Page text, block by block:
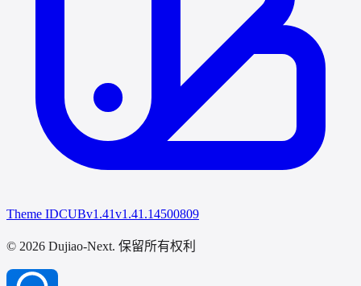
Theme IDCUBv1.41v1.41.14500809
© 2026 Dujiao-Next. 保留所有权利